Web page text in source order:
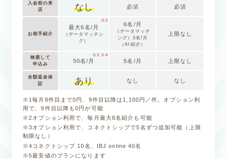
入会前の来
店
なし 必須 必須
お相手紹介
最大6名/月
（データマッチン
グ）
※2
6名/月
（データマッチ
ング）3名/月
（AI紹介）
上限なし
検索して
申込み
50名/月
※3 ※4
5名/月 上限なし
全額返金保
証
あり なし なし
※1毎月8件目まで0円、9件目以降は1,100円／件。オプション利
用で、9件目以降も0円が可能
※2オプション利用で、毎月最大8名紹介も可能
※3オプション利用で、コネクトシップで5名ずつ追加可能（上限
制限なし）
※4 コネクトシップ 10名、IBJ online 40名
※5最安値のプランになります